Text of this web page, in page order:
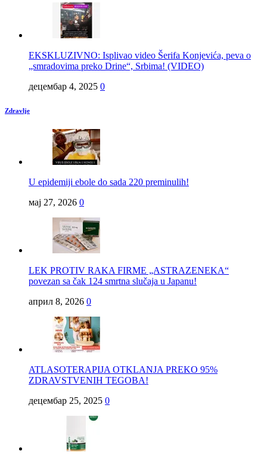
EKSKLUZIVNO: Isplivao video Šerifa Konjevića, peva o
„smradovima preko Drine“, Srbima! (VIDEO)
децембар 4, 2025 0
Zdravlje
U epidemiji ebole do sada 220 preminulih!
мај 27, 2026 0
LEK PROTIV RAKA FIRME „ASTRAZENEKA“
povezan sa čak 124 smrtna slučaja u Japanu!
април 8, 2026 0
ATLASOTERAPIJA OTKLANJA PREKO 95%
ZDRAVSTVENIH TEGOBA!
децембар 25, 2025 0